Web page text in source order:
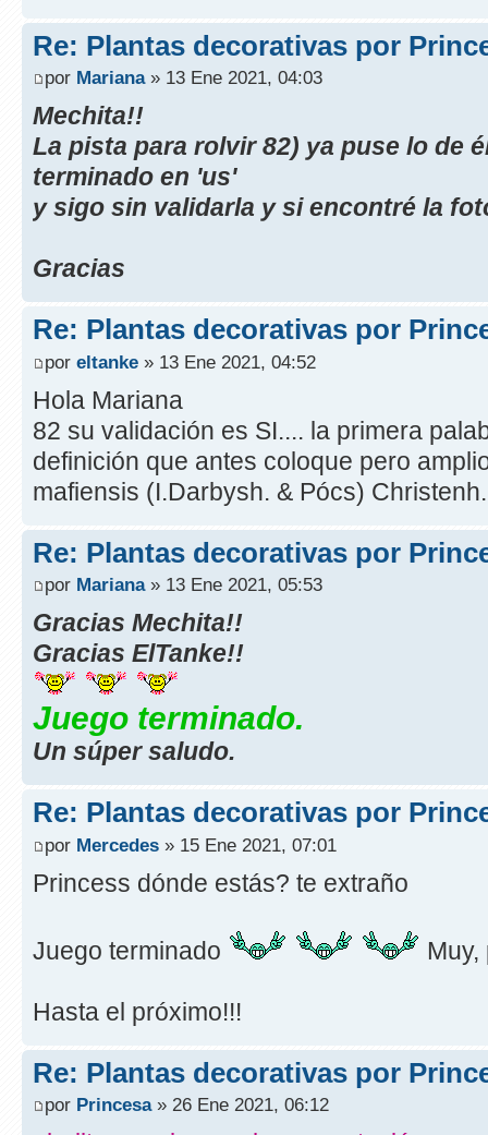
Re: Plantas decorativas por
por Mariana» 13 Ene 2021, 04:03
Mechita!!
La pista para rolvir 82) ya puse lo de
terminado en 'us'
y sigo sin validarla y si encontré la
Gracias
Re: Plantas decorativas por
por eltanke » 13 Ene 2021, 04:52
Hola Mariana
82 su validación es SI.... la primera
definición que antes coloque pero
mafiensis (I.Darbysh. & Pócs) Christenh.
Re: Plantas decorativas por
por Mariana» 13 Ene 2021, 05:53
Gracias Mechita!!
Gracias ElTanke!!
Juego terminado.
Un súper saludo.
Re: Plantas decorativas por
por Mercedes » 15 Ene 2021, 07:01
Princess dónde estás? te extraño
Juego terminado
Hasta el próximo!!!
Re: Plantas decorativas por
por Princesa» 26 Ene 2021, 06:12